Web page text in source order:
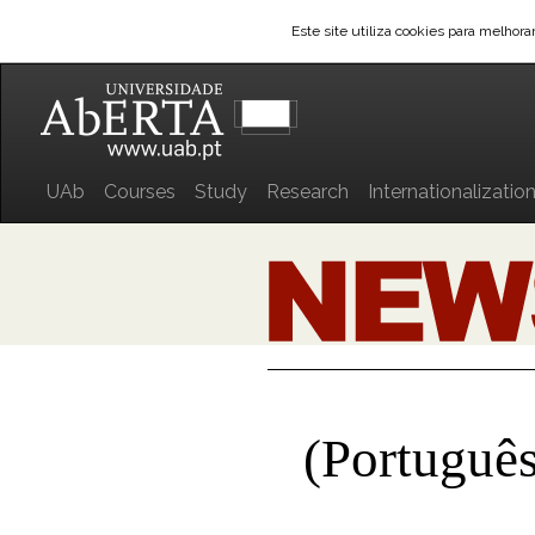
Este site utiliza cookies para
UAb Courses Study Research Internationalization